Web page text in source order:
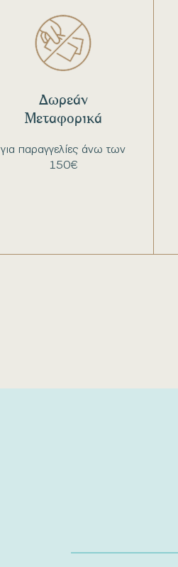
για παραγγελίες άνω των
150€
Δωρεάν
Μεταφορικά